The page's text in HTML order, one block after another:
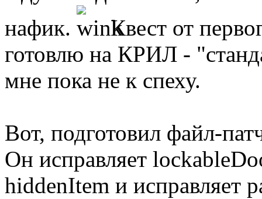
нафик.
Квест от
готовлю на КРИЛ -
мне пока не к спеху.
Вот, подготовил файл-
Он исправляет
hiddenItem и исправляет